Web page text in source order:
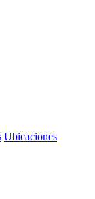
Ubicaciones